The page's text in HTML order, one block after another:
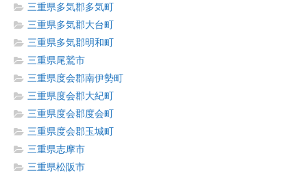
三重県多気郡多気町
三重県多気郡大台町
三重県多気郡明和町
三重県尾鷲市
三重県度会郡南伊勢町
三重県度会郡大紀町
三重県度会郡度会町
三重県度会郡玉城町
三重県志摩市
三重県松阪市